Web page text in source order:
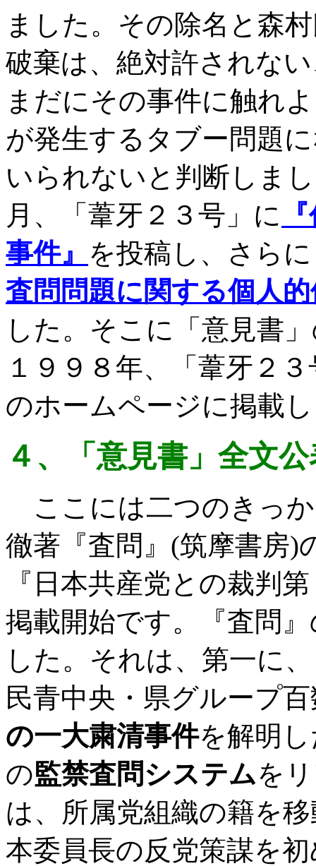
ました。その除名と森
破棄は、絶対許されな
まだにその事件に触れ
が発生するタブー問題
いられないと判断しま
月、「葦牙２３号」に
事件』 を投稿し、さら
査問問題に関する個人
した。そこに「意見書
１９９８年、「葦牙２
のホームページに掲載
４、「意見書」全文
ここには二つのきっ
徹著『査問』 (筑摩書房)
『日本共産党との裁判
掲載開始です。『査問
した。それは、第一に
民青中央・県グループ
の一大粛清事件を解明
の監禁査問システムを
は、所属党組織の籍を
本委員長の反党策謀を